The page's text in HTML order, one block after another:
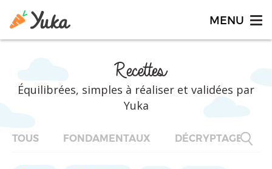
Recettes
Équilibrées, simples à réaliser et validées par
Yuka
TOUS FONDAMENTAUX DÉCRYPTAGES